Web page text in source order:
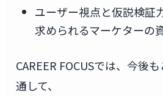
ユーザー視点と仮説検証
求められるマーケターの
CAREER FOCUSでは、今後
通して、